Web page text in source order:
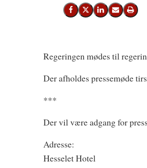
Del på Facebook
Del på X (Twitter)
Del på LinkedIn
Send email
Print
Regeringen mødes til
Der afholdes pressemøde
***
Der vil være adgang for
Adresse:
Hesselet Hotel